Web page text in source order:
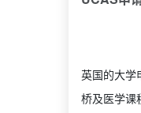
英国的大学
桥及医学课